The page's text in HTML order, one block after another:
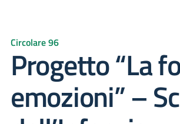
Circolare 96
Progetto “La
emozioni” –